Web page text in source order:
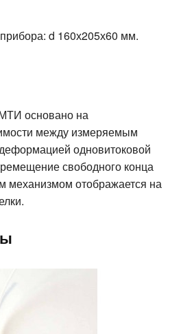
d 160х205х60 мм.
основано на
между измеряемым
одновитоковой
свободного конца
механизмом отображается на